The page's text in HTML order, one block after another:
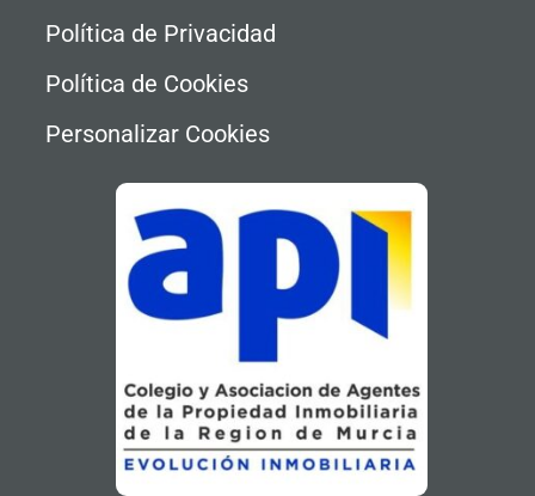
Política de Privacidad
Política de Cookies
Personalizar Cookies